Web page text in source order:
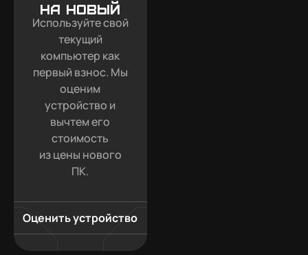
на новый
Используйте свой
текущий
компьютер как
первый взнос. Мы
оценим
устройство и
вычтем его
стоимость
из цены нового
ПК.
Оценить устройство